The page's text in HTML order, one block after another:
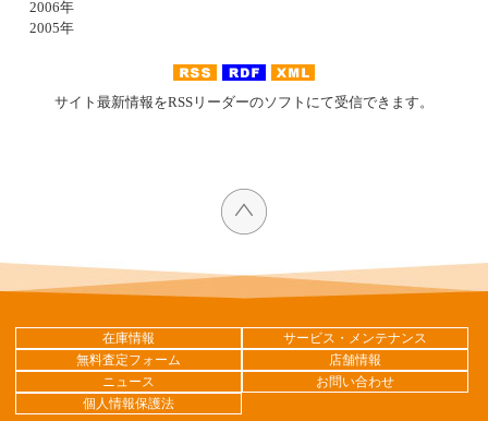
2006年
2005年
サイト最新情報をRSSリーダーのソフトにて受信できます。
在庫情報
サービス・メンテナンス
無料査定フォーム
店舗情報
ニュース
お問い合わせ
個人情報保護法